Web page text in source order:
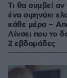
Τι θα συμβεί αν
ένα σφηνάκι
κάθε μέρα –
Λίνσει που το
2 εβδομάδες